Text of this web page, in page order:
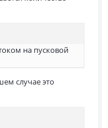
на пусковой
случае это